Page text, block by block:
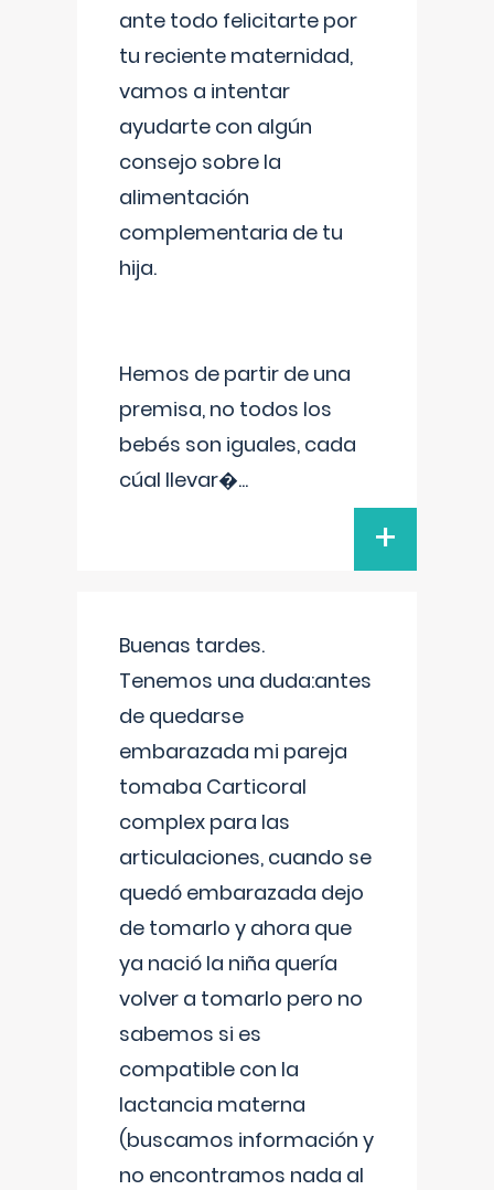
ante todo felicitarte por
tu reciente maternidad,
vamos a intentar
ayudarte con algún
consejo sobre la
alimentación
complementaria de tu
hija.
Hemos de partir de una
premisa, no todos los
bebés son iguales, cada
cúal llevar�...
+
Buenas tardes.
Tenemos una duda:antes
de quedarse
embarazada mi pareja
tomaba Carticoral
complex para las
articulaciones, cuando se
quedó embarazada dejo
de tomarlo y ahora que
ya nació la niña quería
volver a tomarlo pero no
sabemos si es
compatible con la
lactancia materna
(buscamos información y
no encontramos nada al